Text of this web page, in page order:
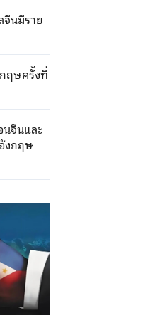
จีนมีราย
ฤษครั้งที่
นจีนและ
งกฤษ